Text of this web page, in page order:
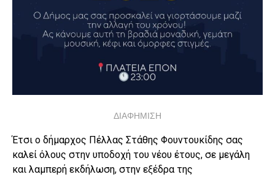
ΔΙΑΦΗΜΙΣΗ
Έτσι ο δήμαρχος Πέλλας Στάθης Φουντουκίδης σας
καλεί όλους στην υποδοχή του νέου έτους, σε μεγάλη
και λαμπερή εκδήλωση, στην εξέδρα της